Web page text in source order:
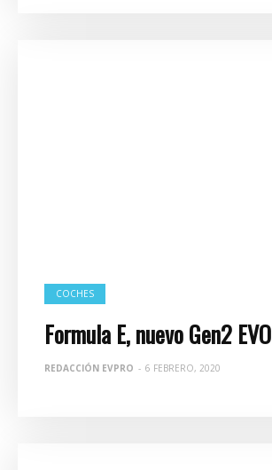
COCHES
Formula E, nuevo Gen2 EVO
REDACCIÓN EVPRO - 6 FEBRERO, 2020